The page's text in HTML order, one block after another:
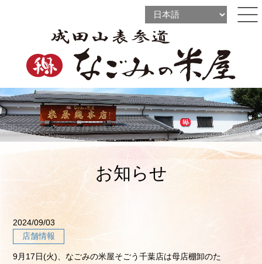
ine
お知らせ
2024/09/03
店舗情報
9月17日(火)、なごみの米屋そごう千葉店は母店棚卸のた